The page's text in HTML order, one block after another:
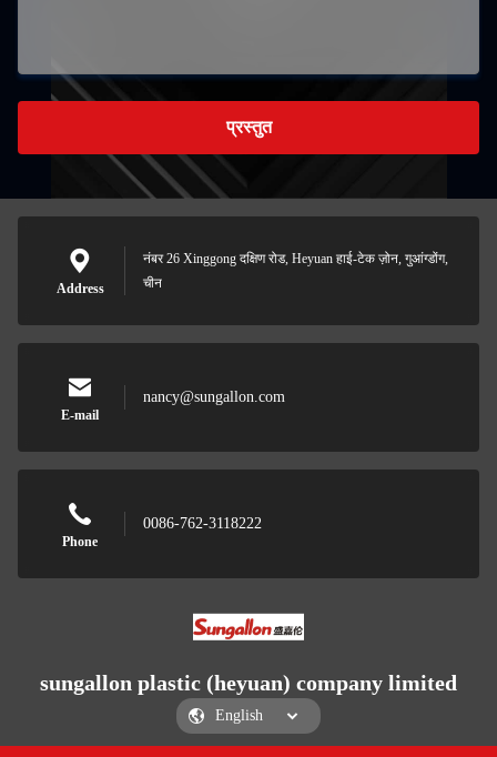
प्रस्तुत
Address
नंबर 26 Xinggong दक्षिण रोड, Heyuan हाई-टेक ज़ोन, गुआंग्डोंग,
चीन
E-mail
nancy@sungallon.com
Phone
0086-762-3118222
sungallon plastic (heyuan) company limited